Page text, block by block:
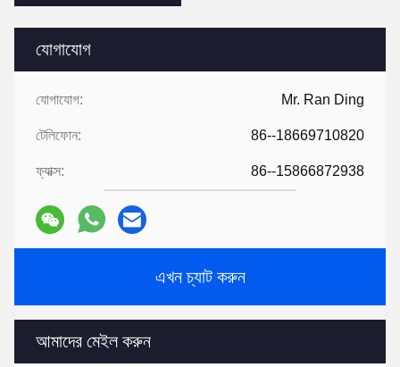
যোগাযোগ
যোগাযোগ: Mr. Ran Ding
টেলিফোন: 86--18669710820
ফ্যাক্স: 86--15866872938
এখন চ্যাট করুন
আমাদের মেইল করুন